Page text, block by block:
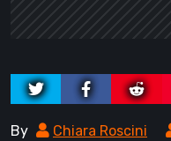
By Chiara Roscini